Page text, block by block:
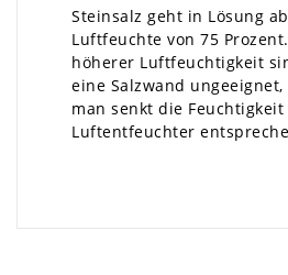
Steinsalz geht in Lösung
Luftfeuchte von 75
höherer Luftfeuchtigkeit
eine Salzwand
man senkt die
Luftentfeuchter